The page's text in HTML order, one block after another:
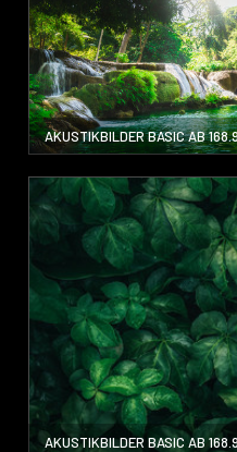
AKUSTIKBILDER BASIC AB
AKUSTIKBILDER BASIC AB